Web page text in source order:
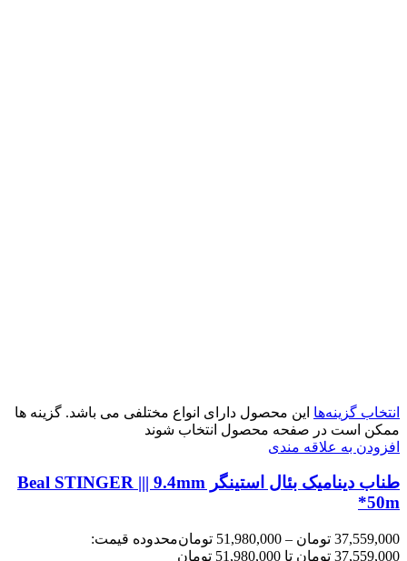
انتخاب گزینه‌ها این محصول دارای انواع مختلفی می باشد. گزینه ها
ممکن است در صفحه محصول انتخاب شوند
افزودن به علاقه مندی
طناب دینامیک بئال استینگر Beal STINGER ||| 9.4mm
*50m
37,559,000 تومان –
51,980,000 تومانمحدوده قیمت:
37,559,000 تومان تا 51,980,000 تومان